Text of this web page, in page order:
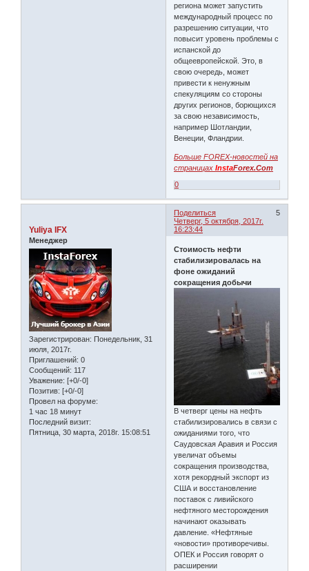
региона может запустить
международный процесс по
разрешению ситуации, что
повысит уровень проблемы с
испанской до
общеевропейской. Это, в
свою очередь, может
привести к ненужным
спекуляциям со стороны
других регионов, борющихся
за свою независимость,
например Шотландии,
Венеции, Фландрии.
Больше FOREX-новостей на
страницахInstaForex.Com
0
Поделиться
5
Четверг, 5 октября, 2017г.
16:23:44
Yuliya IFX
Менеджер
Зарегистрирован: Понедельник, 31
июля, 2017г.
Приглашений: 0
Сообщений: 117
Уважение: [+0/-0]
Позитив: [+0/-0]
Провел на форуме:
1 час 18 минут
Последний визит:
Пятница, 30 марта, 2018г. 15:08:51
Стоимость нефти
стабилизировалась на
фоне ожиданий
сокращения добычи
В четверг цены на нефть
стабилизировались в связи с
ожиданиями того, что
Саудовская Аравия и Россия
увеличат объемы
сокращения производства,
хотя рекордный экспорт из
США и восстановление
поставок с ливийского
нефтяного месторождения
начинают оказывать
давление. «Нефтяные
«новости» противоречивы.
ОПЕК и Россия говорят о
расширении